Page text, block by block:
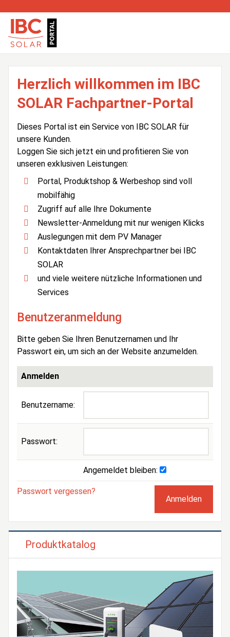
Herzlich willkommen im IBC
SOLAR Fachpartner-Portal
Dieses Portal ist ein Service von IBC SOLAR für
unsere Kunden.
Loggen Sie sich jetzt ein und profitieren Sie von
unseren exklusiven Leistungen:
Portal, Produktshop & Werbeshop sind voll
mobilfähig
Zugriff auf alle Ihre Dokumente
Newsletter-Anmeldung mit nur wenigen Klicks
Auslegungen mit dem PV Manager
Kontaktdaten Ihrer Ansprechpartner bei IBC
SOLAR
und viele weitere nützliche Informationen und
Services
Benutzeranmeldung
Bitte geben Sie Ihren Benutzernamen und Ihr
Passwort ein, um sich an der Website anzumelden.
Anmelden
Benutzername:
Passwort:
Angemeldet bleiben:
Passwort vergessen?
Produktkatalog